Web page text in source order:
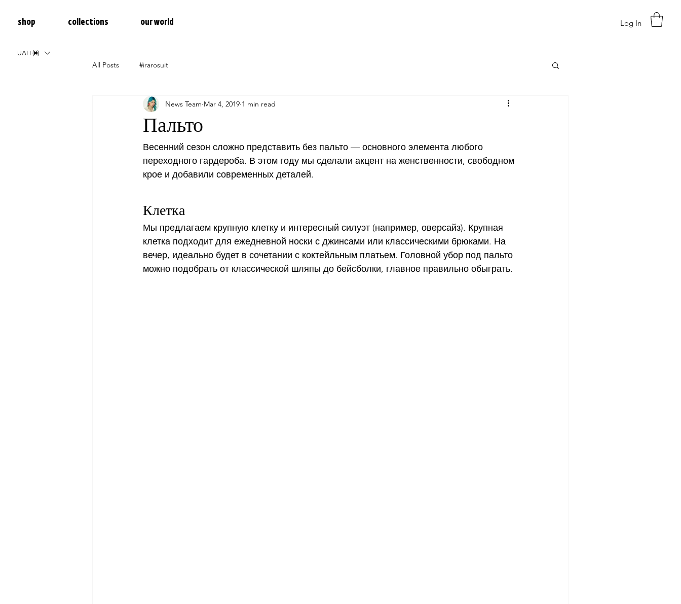
shop collections our world
UAH (₴)
Log In
All Posts #irarosuit
Пальто
News Team Mar 4, 2019 1 min read
Весенний сезон сложно представить без пальто — основного элемента любого
переходного гардероба. В этом году мы сделали акцент на женственности, свободном
крое и добавили современных деталей.
Клетка
Мы предлагаем крупную клетку и интересный силуэт (например, оверсайз). Крупная
клетка подходит для ежедневной носки с джинсами или классическими брюками. На
вечер, идеально будет в сочетании с коктейльным платьем. Головной убор под пальто
можно подобрать от классической шляпы до бейсболки, главное правильно обыграть.